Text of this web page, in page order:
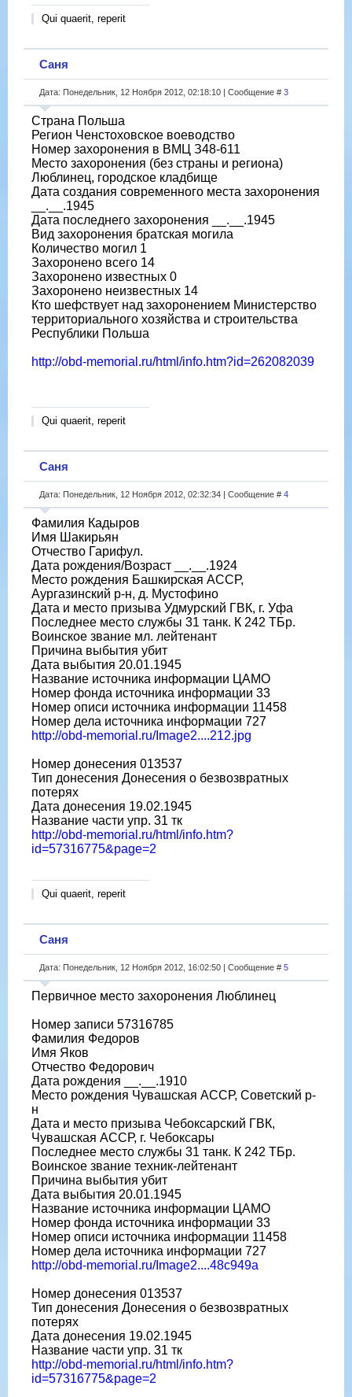
Qui quaerit, reperit
Саня
Дата: Понедельник, 12 Ноября 2012, 02:18:10 | Сообщение # 3
Страна Польша
Регион Ченстоховское воеводство
Номер захоронения в ВМЦ З48-611
Место захоронения (без страны и региона)
Люблинец, городское кладбище
Дата создания современного места захоронения
__.__.1945
Дата последнего захоронения __.__.1945
Вид захоронения братская могила
Количество могил 1
Захоронено всего 14
Захоронено известных 0
Захоронено неизвестных 14
Кто шефствует над захоронением Министерство
территориального хозяйства и строительства
Республики Польша
http://obd-memorial.ru/html/info.htm?id=262082039
Qui quaerit, reperit
Саня
Дата: Понедельник, 12 Ноября 2012, 02:32:34 | Сообщение # 4
Фамилия Кадыров
Имя Шакирьян
Отчество Гарифул.
Дата рождения/Возраст __.__.1924
Место рождения Башкирская АССР,
Аургазинский р-н, д. Мустофино
Дата и место призыва Удмурский ГВК, г. Уфа
Последнее место службы 31 танк. К 242 ТБр.
Воинское звание мл. лейтенант
Причина выбытия убит
Дата выбытия 20.01.1945
Название источника информации ЦАМО
Номер фонда источника информации 33
Номер описи источника информации 11458
Номер дела источника информации 727
http://obd-memorial.ru/Image2....212.jpg
Номер донесения 013537
Тип донесения Донесения о безвозвратных
потерях
Дата донесения 19.02.1945
Название части упр. 31 тк
http://obd-memorial.ru/html/info.htm?
id=57316775&page=2
Qui quaerit, reperit
Саня
Дата: Понедельник, 12 Ноября 2012, 16:02:50 | Сообщение # 5
Первичное место захоронения Люблинец
Номер записи 57316785
Фамилия Федоров
Имя Яков
Отчество Федорович
Дата рождения __.__.1910
Место рождения Чувашская АССР, Советский р-
н
Дата и место призыва Чебоксарский ГВК,
Чувашская АССР, г. Чебоксары
Последнее место службы 31 танк. К 242 ТБр.
Воинское звание техник-лейтенант
Причина выбытия убит
Дата выбытия 20.01.1945
Название источника информации ЦАМО
Номер фонда источника информации 33
Номер описи источника информации 11458
Номер дела источника информации 727
http://obd-memorial.ru/Image2....48c949a
Номер донесения 013537
Тип донесения Донесения о безвозвратных
потерях
Дата донесения 19.02.1945
Название части упр. 31 тк
http://obd-memorial.ru/html/info.htm?
id=57316775&page=2